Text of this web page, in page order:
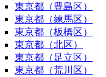
東京都（豊島区）
東京都（練馬区）
東京都（板橋区）
東京都（北区）
東京都（足立区）
東京都（荒川区）